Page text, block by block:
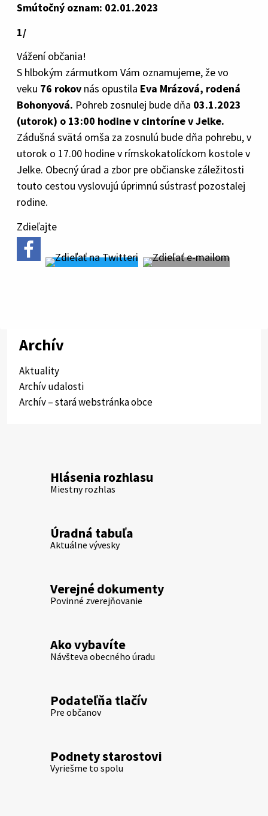
Smútočný oznam: 02.01.2023
1/
Vážení občania!
S hlbokým zármutkom Vám oznamujeme, že vo
veku 76 rokov nás opustila Eva Mrázová, rodená
Bohonyová. Pohreb zosnulej bude dňa 03.1.2023
(utorok) o 13:00 hodine v cintoríne v Jelke.
Zádušná svätá omša za zosnulú bude dňa pohrebu, v
utorok o 17.00 hodine v rímskokatolíckom kostole v
Jelke. Obecný úrad a zbor pre občianske záležitosti
touto cestou vyslovujú úprimnú sústrasť pozostalej
rodine.
Zdieľajte
Archív
Aktuality
Archív udalosti
Archív – stará webstránka obce
Hlásenia rozhlasu
Miestny rozhlas
Úradná tabuľa
Aktuálne vývesky
Verejné dokumenty
Povinné zverejňovanie
Ako vybavíte
Návšteva obecného úradu
Podateľňa tlačív
Pre občanov
Podnety starostovi
Vyriešme to spolu